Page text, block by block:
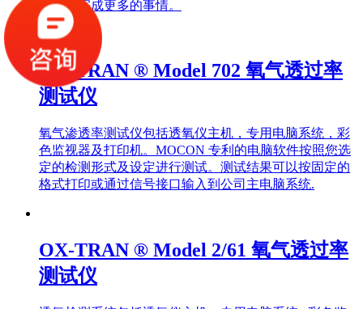
时间内完成更多的事情。
OX-TRAN ® Model 702 氧气透过率
测试仪
氧气渗透率测试仪包括透氧仪主机，专用电脑系统，彩
色监视器及打印机。MOCON 专利的电脑软件按照您选
定的检测形式及设定进行测试。测试结果可以按固定的
格式打印或通过信号接口输入到公司主电脑系统.
OX-TRAN ® Model 2/61 氧气透过率
测试仪